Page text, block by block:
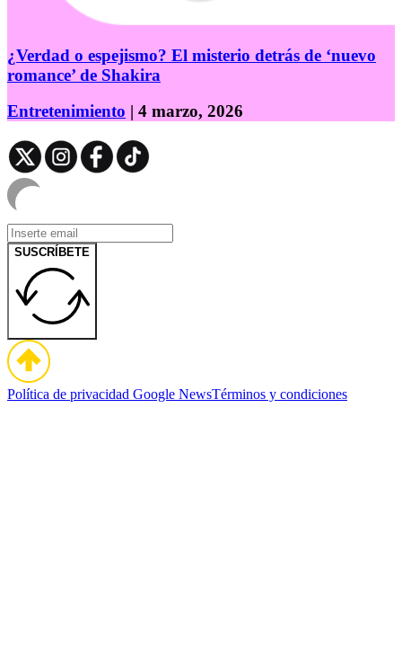
¿Verdad o espejismo? El misterio detrás de ‘nuevo
romance’ de Shakira
Entretenimiento | 4 marzo, 2026
SUSCRÍBETE
Política de privacidad Google NewsTérminos y condiciones